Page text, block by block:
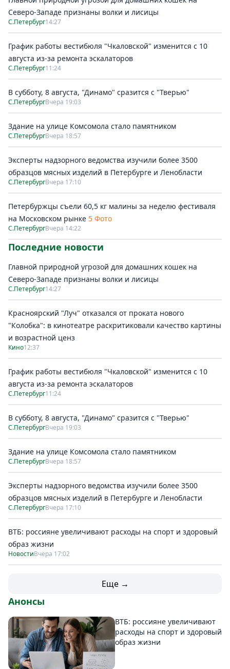
Северо-Западе признаны волки и лисицы
С.Петербург14:27
График работы вестибюля "Чкаловской" изменится с 10
августа из-за ремонта эскалаторов
С.Петербург11:24
В субботу, 8 августа, "Динамо" сразится с "Тверью"
С.ПетербургВчера 19:03
Здание на улице Комсомола стало памятником
С.ПетербургВчера 18:57
Эксперты надзорного ведомства изучили более 3500
образцов мясных изделий в Петербурге и Ленобласти
С.ПетербургВчера 17:10
Петербуржцы съели 60,5 кг малины за неделю фестиваля
на Московском рынке 5 Фото
С.ПетербургВчера 14:22
Последние новости
Главной природной угрозой для домашних кошек на
Северо-Западе признаны волки и лисицы
С.Петербург14:27
Красноярский "Луч" отказался от проката нового
"Колобка": в кинотеатре раскритиковали качество картины
и возрастной ценз
Кино12:37
График работы вестибюля "Чкаловской" изменится с 10
августа из-за ремонта эскалаторов
С.Петербург11:24
В субботу, 8 августа, "Динамо" сразится с "Тверью"
С.ПетербургВчера 19:03
Здание на улице Комсомола стало памятником
С.ПетербургВчера 18:57
Эксперты надзорного ведомства изучили более 3500
образцов мясных изделий в Петербурге и Ленобласти
С.ПетербургВчера 17:10
ВТБ: россияне увеличивают расходы на спорт и здоровый
образ жизни
НовостиВчера 17:02
Еще →
Анонсы
ВТБ: россияне увеличивают
расходы на спорт и здоровый
образ жизни